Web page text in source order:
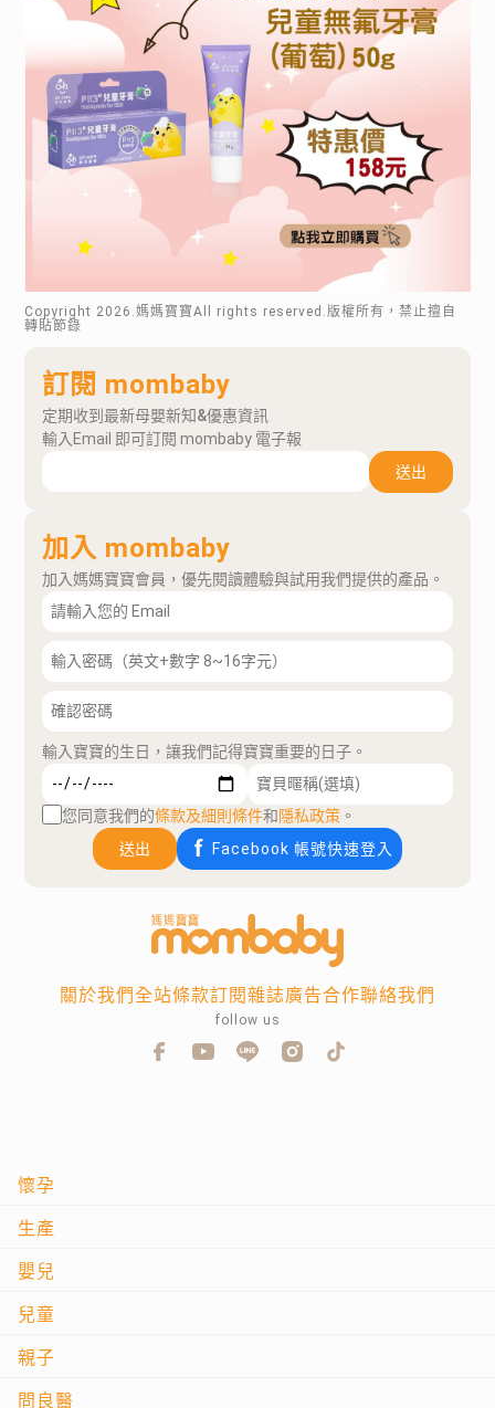
Copyright 2026 .媽媽寶寶All rights reserved.版權所有，禁止擅自
轉貼節錄
訂閱 mombaby
定期收到最新母嬰新知&優惠資訊
輸入Email 即可訂閱 mombaby 電子報
送出
加入 mombaby
加入媽媽寶寶會員，優先閱讀體驗與試用我們提供的產品。
輸入寶寶的生日，讓我們記得寶寶重要的日子。
您同意我們的條款及細則條件和隱私政策 。
送出
Facebook 帳號快速登入
懷孕
生產
嬰兒
兒童
親子
問良醫
關於我們全站條款訂閱雜誌廣告合作聯絡我們
follow us